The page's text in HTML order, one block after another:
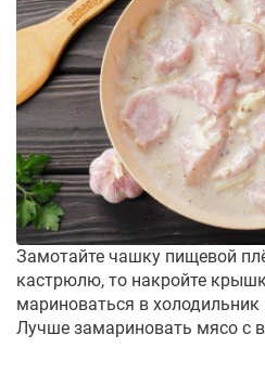
Замотайте чашку пищевой
кастрюлю, то накройте
мариноваться в
Лучше замариновать мясо с